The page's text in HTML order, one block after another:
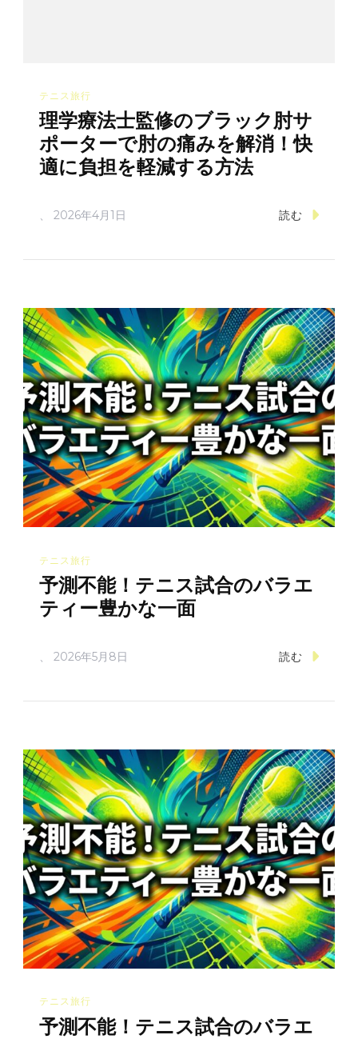
テニス旅行
理学療法士監修のブラック肘サ
ポーターで肘の痛みを解消！快
適に負担を軽減する方法
、 2026年4月1日 読む
テニス旅行
予測不能！テニス試合のバラエ
ティー豊かな一面
、 2026年5月8日 読む
テニス旅行
予測不能！テニス試合のバラエ